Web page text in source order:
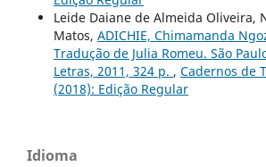
Leide Daiane de Almeida Oliveira,
Matos, ADICHIE, Chimamanda
Tradução de Julia Romeu. São
Letras, 2011, 324 p. , Cadernos de
(2018): Edição Regular
Idioma